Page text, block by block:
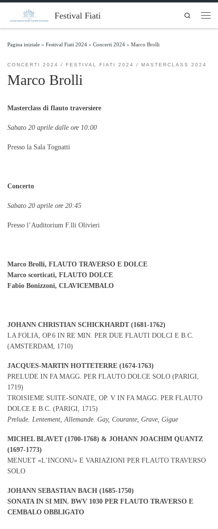
Skip to content Festival Fiati
Search
Pagina iniziale » Festival Fiati 2024 » Concerti 2024 » Marco Brolli
CONCERTI 2024 FESTIVAL FIATI 2024 MASTERCLASS 2024
Marco Brolli
Masterclass di flauto traversiere
Sabato 20 aprile dalle ore 10:00
Presso la Sala Tognatti
Concerto
Sabato 20 aprile ore 20:45
Presso l’Auditorium F.lli Olivieri
Marco Brolli, FLAUTO TRAVERSO E DOLCE
Marco scorticati, FLAUTO DOLCE
Fabio Bonizzoni, CLAVICEMBALO
JOHANN CHRISTIAN SCHICKHARDT (1681-1762)
LA FOLIA, OP.6 IN RE MIN. PER DUE FLAUTI DOLCI E B.C.
(AMSTERDAM, 1710)
JACQUES-MARTIN HOTTETERRE (1674-1763)
PRELUDE IN FA MAGG. PER FLAUTO DOLCE SOLO (PARIGI,
1719)
TROISIEME SUITE-SONATE, OP. V IN FA MAGG. PER FLAUTO
DOLCE E B.C. (PARIGI, 1715)
Prelude. Lentement, Allemande. Gay, Courante, Grave, Gigue
MICHEL BLAVET (1700-1768) & JOHANN JOACHIM QUANTZ
(1697-1773)
MENUET «L’INCONU» E VARIAZIONI PER FLAUTO TRAVERSO
SOLO
JOHANN SEBASTIAN BACH (1685-1750)
SONATA IN SI MIN. BWV 1030 PER FLAUTO TRAVERSO E
CEMBALO OBBLIGATO